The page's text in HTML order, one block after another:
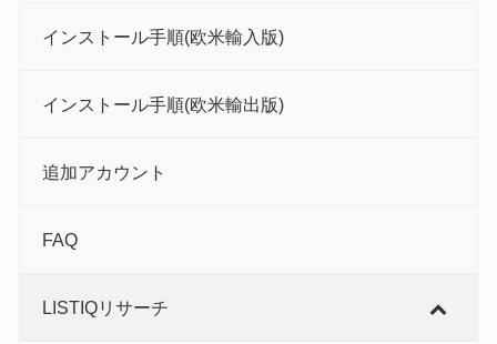
インストール手順(欧米輸入版)
インストール手順(欧米輸出版)
追加アカウント
FAQ
LISTIQリサーチ